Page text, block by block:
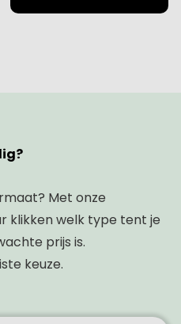
Met onze
klikken welk type tent je
prijs is.
keuze.